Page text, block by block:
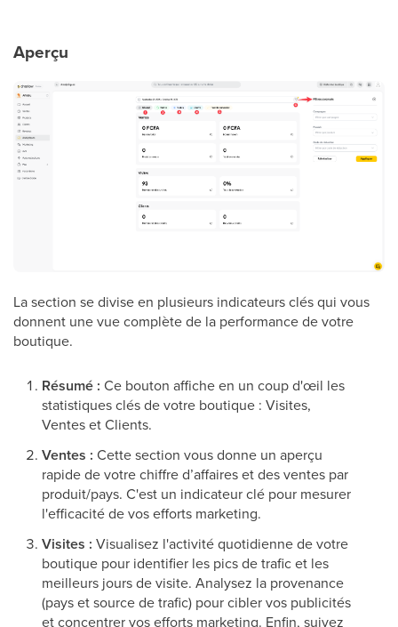
Aperçu
La section se divise en plusieurs indicateurs clés qui vous
donnent une vue complète de la performance de votre
boutique.
Résumé : Ce bouton affiche en un coup d'œil les
statistiques clés de votre boutique : Visites,
Ventes et Clients.
Ventes : Cette section vous donne un aperçu
rapide de votre chiffre d’affaires et des ventes par
produit/pays. C'est un indicateur clé pour mesurer
l'efficacité de vos efforts marketing.
Visites : Visualisez l'activité quotidienne de votre
boutique pour identifier les pics de trafic et les
meilleurs jours de visite. Analysez la provenance
(pays et source de trafic) pour cibler vos publicités
et concentrer vos efforts marketing. Enfin, suivez